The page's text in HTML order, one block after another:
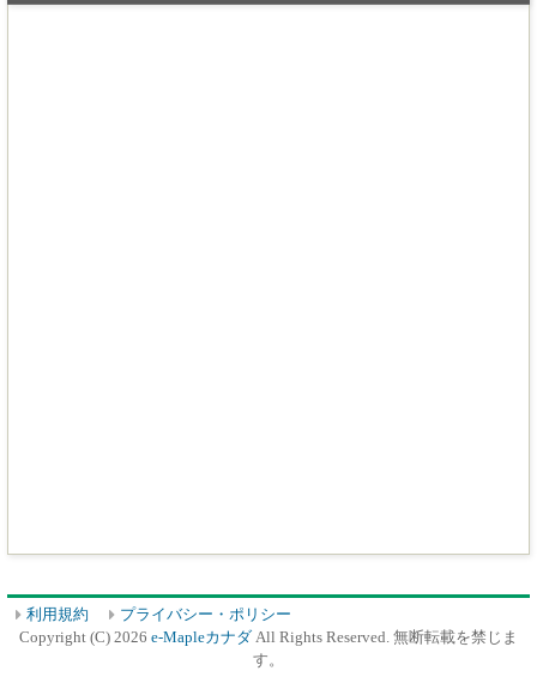
利用規約
プライバシー・ポリシー
Copyright (C) 2026 e-Mapleカナダ All Rights Reserved. 無断転載を禁じま
す。